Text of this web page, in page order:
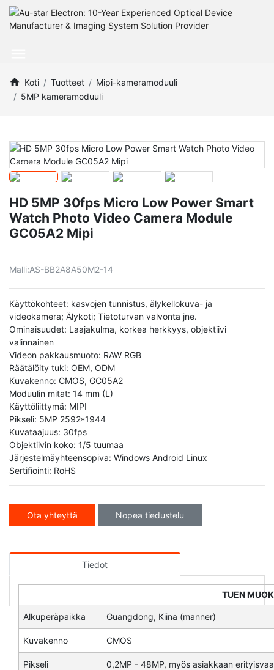
Koti Tuotteet
Mipi-kameramoduuli
5MP kameramoduuli
HD 5MP 30fps Micro Low Power Smart
Watch Photo Video Camera Module
GC05A2 Mipi
Malli:AS-BB2A8A50M2-14
Käyttökohteet: kasvojen tunnistus, älykellokuva- ja
videokamera; Älykoti; Tietoturvan valvonta jne.
Ominaisuudet: Laajakulma, korkea herkkyys, objektiivi
valinnainen
Videon pakkausmuoto: RAW RGB
Räätälöity tuki: OEM, ODM
Kuvakenno: CMOS, GC05A2
Moduulin mitat: 14 mm (L)
Käyttöliittymä: MIPI
Pikseli: 5MP 2592*1944
Kuvataajuus: 30fps
Objektiivin koko: 1/5 tuumaa
Järjestelmäyhteensopiva: Windows Android Linux
Sertifiointi: RoHS
Ota yhteyttä Nopea tiedustelu
Tiedot
TUEN
Alkuperäpaikka Guangdong, Kiina (manner)
Kuvakenno CMOS
Pikseli 0,2MP - 48MP, myös asiakkaan